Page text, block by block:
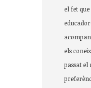
el fet
els
passat el